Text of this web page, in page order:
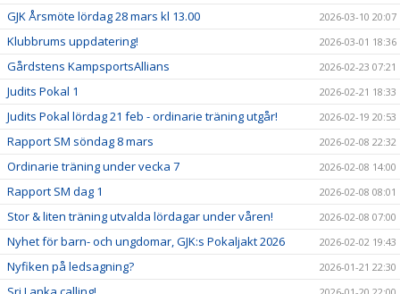
GJK Årsmöte lördag 28 mars kl 13.00 2026-03-10 20:07
Klubbrums uppdatering! 2026-03-01 18:36
Gårdstens KampsportsAllians 2026-02-23 07:21
Judits Pokal 1 2026-02-21 18:33
Judits Pokal lördag 21 feb - ordinarie träning utgår! 2026-02-19 20:53
Rapport SM söndag 8 mars 2026-02-08 22:32
Ordinarie träning under vecka 7 2026-02-08 14:00
Rapport SM dag 1 2026-02-08 08:01
Stor & liten träning utvalda lördagar under våren! 2026-02-08 07:00
Nyhet för barn- och ungdomar, GJK:s Pokaljakt 2026 2026-02-02 19:43
Nyfiken på ledsagning? 2026-01-21 22:30